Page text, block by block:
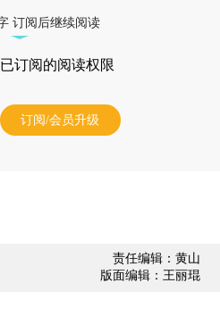
订阅后继续阅读
订阅的阅读权限
订阅/会员升级
责任编辑：黄山
版面编辑：王丽琨